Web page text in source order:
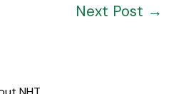
Next Post →